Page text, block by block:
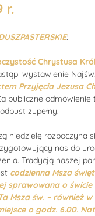
r.
:
Chrystusa
wystawienie
Przyjęcia Jezusa
publiczne odmówienie
zupełny.
niedzielę rozpoczyna
nas do
Tradycją naszej
codzienna Msza
sprawowana o świcie
Msza św. – również w
o godz. 6.00.